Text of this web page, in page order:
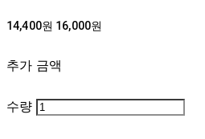
14,400원 16,000원
추가 금액
수량